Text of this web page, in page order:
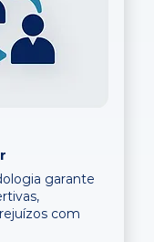
garante
com